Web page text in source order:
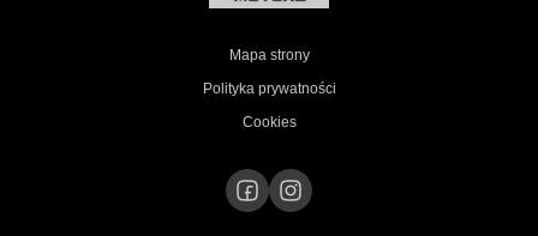
Mapa strony
Polityka prywatności
Cookies